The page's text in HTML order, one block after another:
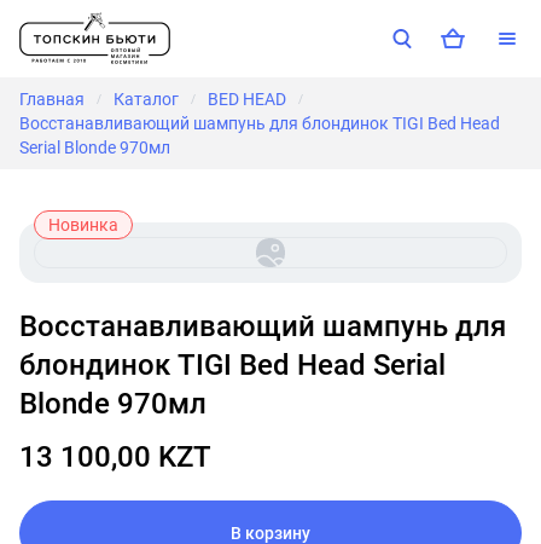
Главная / Каталог / BED HEAD /
Восстанавливающий шампунь для блондинок TIGI Bed Head
Serial Blonde 970мл
Новинка
Восстанавливающий шампунь для
блондинок TIGI Bed Head Serial
Blonde 970мл
13 100,00 KZT
В корзину